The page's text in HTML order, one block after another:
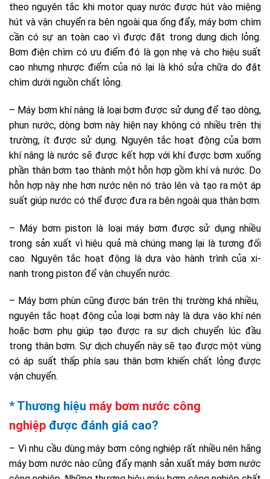
theo nguyên tắc khi motor quay nước được hút vào miệng
hút và vận chuyển ra bên ngoài qua ống đẩy, máy bơm chìm
cần có sự an toàn cao vì được đặt trong dung dịch lỏng.
Bơm điện chìm có ưu điểm đó là gọn nhẹ và cho hiệu suất
cao nhưng nhược điểm của nó lại là khó sửa chữa do đặt
chìm dưới nguồn chất lỏng.
– Máy bơm khí nâng là loại bơm được sử dụng để tạo dòng,
phun nước, dòng bơm này hiện nay không có nhiều trên thị
trường, ít được sử dụng. Nguyên tắc hoạt động của bơm
khí nâng là nước sẽ được kết hợp với khí được bơm xuống
phần thân bơm tạo thành một hỗn hợp gồm khí và nước. Do
hỗn hợp này nhẹ hơn nước nên nó trào lên và tạo ra một áp
suất giúp nước có thể được đưa ra bên ngoài qua thân bơm.
– Máy bơm piston là loại máy bơm được sử dụng nhiều
trong sản xuất vì hiệu quả mà chúng mang lại là tương đối
cao. Nguyên tắc hoạt động là dựa vào hành trình của xi-
nanh trong piston để vận chuyển nước.
– Máy bơm phùn cũng được bán trên thị trường khá nhiều,
nguyên tắc hoạt động của loại bơm này là dựa vào khí nén
hoặc bơm phụ giúp tạo được ra sự dịch chuyển lúc đầu
trong thân bơm. Sự dịch chuyển này sẽ tạo được một vùng
có áp suất thấp phía sau thân bơm khiến chất lỏng được
vận chuyển.
* Thương hiệu máy bơm nước công
nghiệp được đánh giá cao?
– Vì nhu cầu dùng máy bơm công nghiệp rất nhiều nên hãng
máy bơm nước nào cũng đẩy mạnh sản xuất máy bơm nước